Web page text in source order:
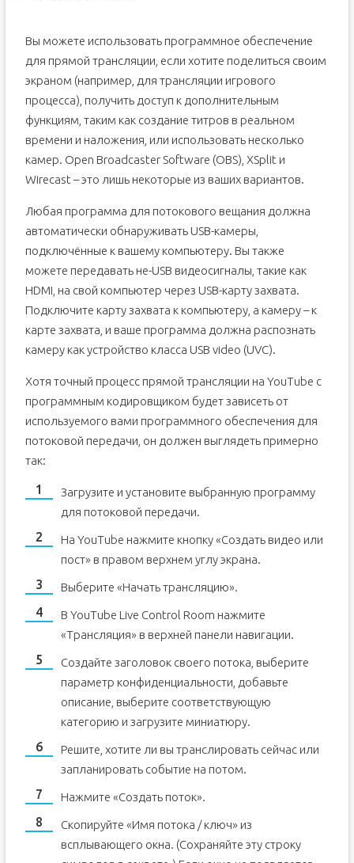
Вы можете использовать программное обеспечение
для прямой трансляции, если хотите поделиться своим
экраном (например, для трансляции игрового
процесса), получить доступ к дополнительным
функциям, таким как создание титров в реальном
времени и наложения, или использовать несколько
камер. Open Broadcaster Software (OBS), XSplit и
Wirecast – это лишь некоторые из ваших вариантов.
Любая программа для потокового вещания должна
автоматически обнаруживать USB-камеры,
подключённые к вашему компьютеру. Вы также
можете передавать не-USB видеосигналы, такие как
HDMI, на свой компьютер через USB-карту захвата.
Подключите карту захвата к компьютеру, а камеру – к
карте захвата, и ваше программа должна распознать
камеру как устройство класса USB video (UVC).
Хотя точный процесс прямой трансляции на YouTube с
программным кодировщиком будет зависеть от
используемого вами программного обеспечения для
потоковой передачи, он должен выглядеть примерно
так:
Загрузите и установите выбранную программу
для потоковой передачи.
На YouTube нажмите кнопку «Создать видео или
пост» в правом верхнем углу экрана.
Выберите «Начать трансляцию».
В YouTube Live Control Room нажмите
«Трансляция» в верхней панели навигации.
Создайте заголовок своего потока, выберите
параметр конфиденциальности, добавьте
описание, выберите соответствующую
категорию и загрузите миниатюру.
Решите, хотите ли вы транслировать сейчас или
запланировать событие на потом.
Нажмите «Создать поток».
Скопируйте «Имя потока / ключ» из
всплывающего окна. (Сохраняйте эту строку